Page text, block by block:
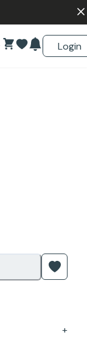
Login
+